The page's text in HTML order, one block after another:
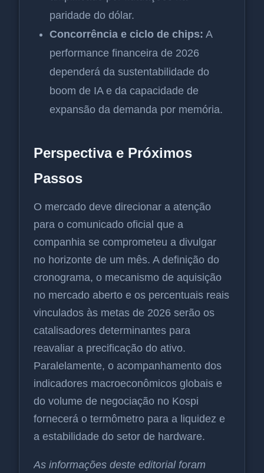
paridade do dólar.
Concorrência e ciclo de chips: A
performance financeira de 2026
dependerá da sustentabilidade do
boom de IA e da capacidade de
expansão da demanda por memória.
Perspectiva e Próximos
Passos
O mercado deve direcionar a atenção
para o comunicado oficial que a
companhia se comprometeu a divulgar
no horizonte de um mês. A definição do
cronograma, o mecanismo de aquisição
no mercado aberto e os percentuais reais
vinculados às metas de 2026 serão os
catalisadores determinantes para
reavaliar a precificação do ativo.
Paralelamente, o acompanhamento dos
indicadores macroeconômicos globais e
do volume de negociação no Kospi
fornecerá o termômetro para a liquidez e
a estabilidade do setor de hardware.
As informações deste editorial foram